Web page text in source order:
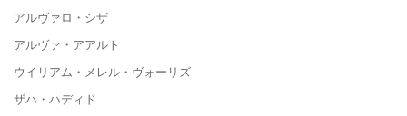
アルヴァロ・シザ
アルヴァ・アアルト
ウイリアム・メレル・ヴォーリズ
ザハ・ハディド